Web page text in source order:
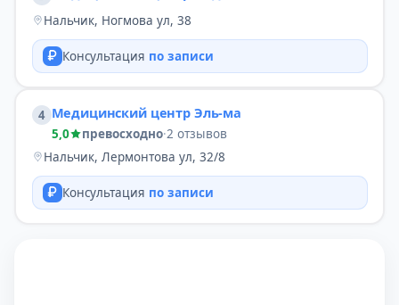
Нальчик, Ногмова ул, 38
Консультация по записи
4 Медицинский центр Эль-ма
5,0 превосходно·2 отзывов
Нальчик, Лермонтова ул, 32/8
Консультация по записи